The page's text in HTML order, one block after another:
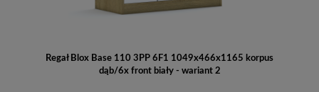
Regał Blox Base 110 3PP 6F1 1049x466x1165 korpus
dąb/6x front biały - wariant 2